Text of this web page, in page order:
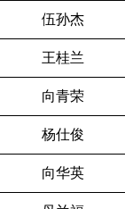
伍孙杰
王桂兰
向青荣
杨仕俊
向华英